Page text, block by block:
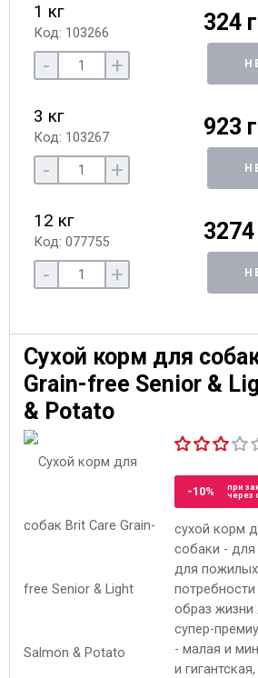
1 кг
Код: 103266 324
- +
3 кг
Код: 103267 923
- +
12 кг
Код: 077755 3274
- +
Сухой корм для
Grain-free Senior &
& Potato
-10%
при
через
сухой корм
собаки -
для
образ жизни
супер-
- малая и
и